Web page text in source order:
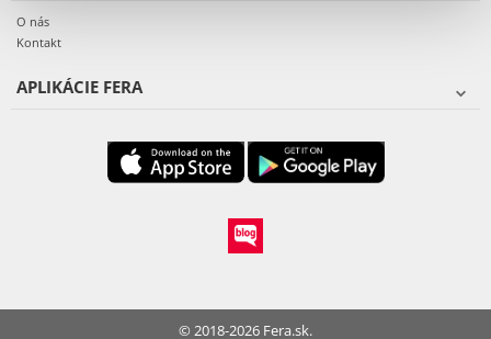
O nás
Kontakt
APLIKÁCIE FERA
© 2018-2026 Fera.sk.